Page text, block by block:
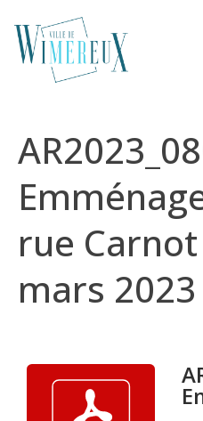
rue
mars 2023